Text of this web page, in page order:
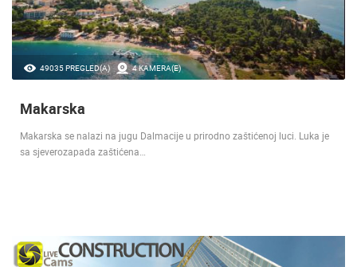
45638 PREGLED(A) 13 KAMERA(E)
Split
Priča o Splitu traje čak punih 17 stoljeća, još od doba kad je rimski car
Dioklecijan na tom području…